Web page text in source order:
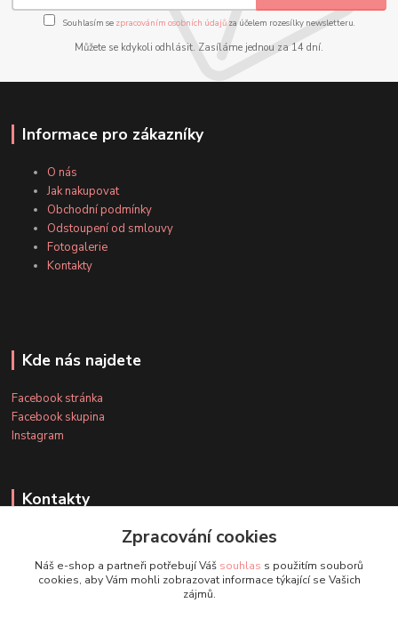
Souhlasím se zpracováním osobních údajůza účelem rozesílky newsletteru.
Můžete se kdykoli odhlásit. Zasíláme jednou za 14 dní.
Informace pro zákazníky
O nás
Jak nakupovat
Obchodní podmínky
Odstoupení od smlouvy
Fotogalerie
Kontakty
Kde nás najdete
Facebook stránka
Facebook skupina
Instagram
Kontakty
+420 607 163 127
(Po-Pá, 8-20 hod., So-Ne, 8-14 hod.)
Zpracování cookies
Náš e-shop a partneři potřebují Váš souhlas s použitím souborů
cookies, aby Vám mohli zobrazovat informace týkající se Vašich
zájmů.